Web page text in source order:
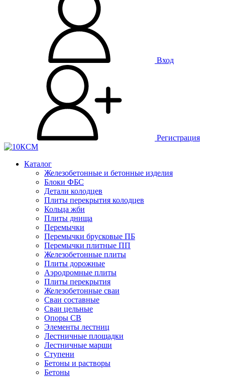
Вход
Регистрация
Каталог
Железобетонные и бетонные изделия
Блоки ФБС
Детали колодцев
Плиты перекрытия колодцев
Кольца жби
Плиты днища
Перемычки
Перемычки брусковые ПБ
Перемычки плитные ПП
Железобетонные плиты
Плиты дорожные
Аэродромные плиты
Плиты перекрытия
Железобетонные сваи
Сваи составные
Сваи цельные
Опоры СВ
Элементы лестниц
Лестничные площадки
Лестничные марши
Ступени
Бетоны и растворы
Бетоны